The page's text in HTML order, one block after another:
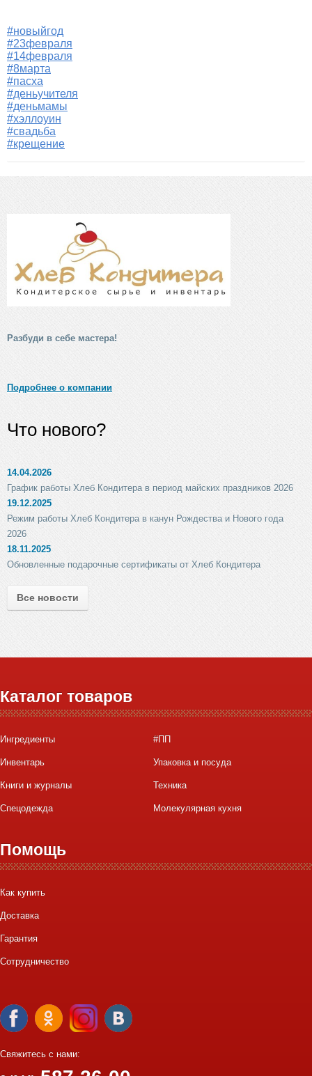
#новыйгод
#23февраля
#14февраля
#8марта
#пасха
#деньучителя
#деньмамы
#хэллоуин
#свадьба
#крещение
Разбуди в себе мастера!
Подробнее о компании
Что нового?
14.04.2026
График работы Хлеб Кондитера в период майских праздников 2026
19.12.2025
Режим работы Хлеб Кондитера в канун Рождества и Нового года
2026
18.11.2025
Обновленные подарочные сертификаты от Хлеб Кондитера
Все новости
Каталог товаров
Ингредиенты #ПП
Инвентарь Упаковка и посуда
Книги и журналы Техника
Спецодежда Молекулярная кухня
Помощь
Как купить
Доставка
Гарантия
Сотрудничество
Свяжитесь с нами: